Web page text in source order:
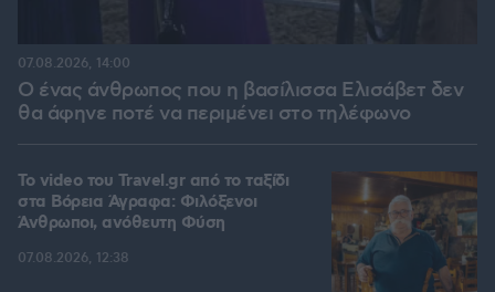
Ο ένας άνθρωπος που η βασίλισσα Ελισάβετ δεν
θα άφηνε ποτέ να περιμένει στο τηλέφωνο
07.08.2026, 14:00
To video του Travel.gr από το ταξίδι
στα Βόρεια Άγραφα: Φιλόξενοι
Άνθρωποι, ανόθευτη Φύση
07.08.2026, 12:38